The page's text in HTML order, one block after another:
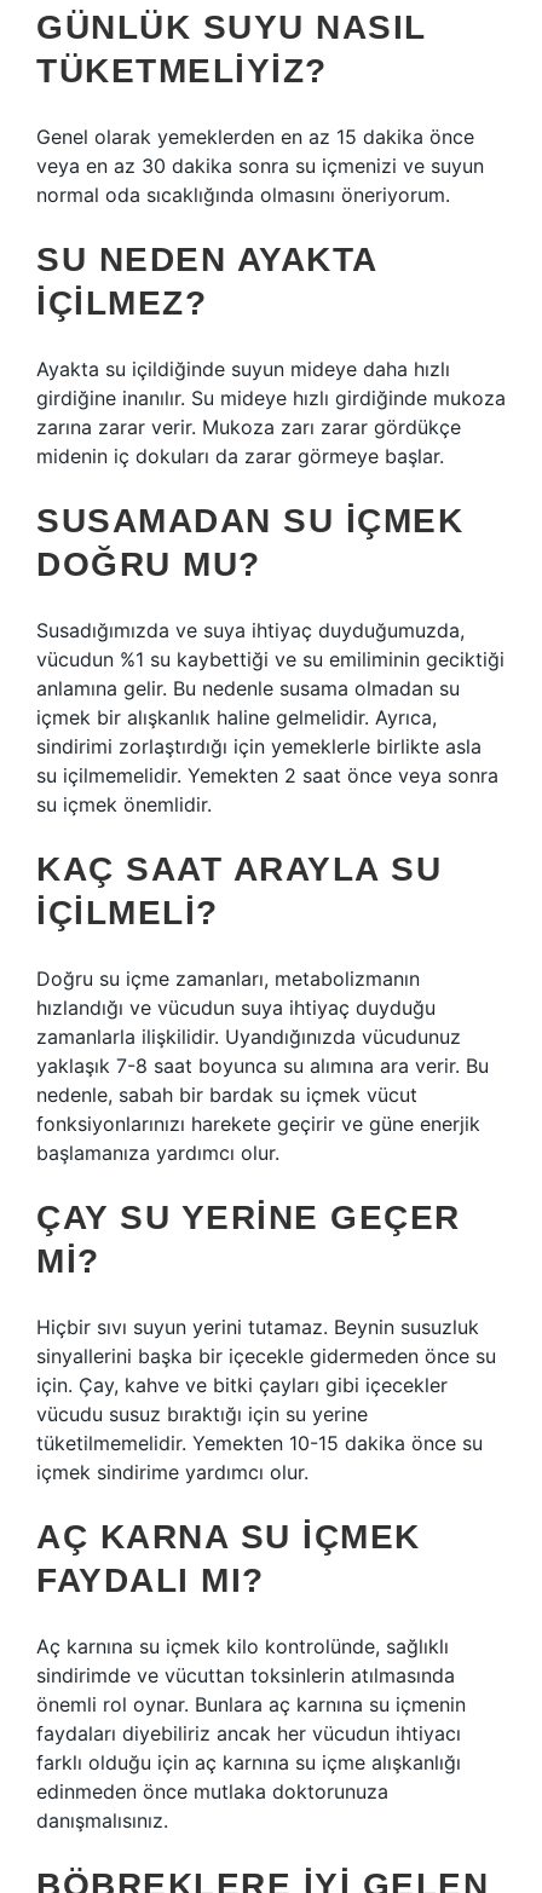
GÜNLÜK SUYU NASIL
TÜKETMELIYIZ?
Genel olarak yemeklerden en az 15 dakika önce
veya en az 30 dakika sonra su içmenizi ve suyun
normal oda sıcaklığında olmasını öneriyorum.
SU NEDEN AYAKTA
IÇILMEZ?
Ayakta su içildiğinde suyun mideye daha hızlı
girdiğine inanılır. Su mideye hızlı girdiğinde mukoza
zarına zarar verir. Mukoza zarı zarar gördükçe
midenin iç dokuları da zarar görmeye başlar.
SUSAMADAN SU IÇMEK
DOĞRU MU?
Susadığımızda ve suya ihtiyaç duyduğumuzda,
vücudun %1 su kaybettiği ve su emiliminin geciktiği
anlamına gelir. Bu nedenle susama olmadan su
içmek bir alışkanlık haline gelmelidir. Ayrıca,
sindirimi zorlaştırdığı için yemeklerle birlikte asla
su içilmemelidir. Yemekten 2 saat önce veya sonra
su içmek önemlidir.
KAÇ SAAT ARAYLA SU
IÇILMELI?
Doğru su içme zamanları, metabolizmanın
hızlandığı ve vücudun suya ihtiyaç duyduğu
zamanlarla ilişkilidir. Uyandığınızda vücudunuz
yaklaşık 7-8 saat boyunca su alımına ara verir. Bu
nedenle, sabah bir bardak su içmek vücut
fonksiyonlarınızı harekete geçirir ve güne enerjik
başlamanıza yardımcı olur.
ÇAY SU YERINE GEÇER
MI?
Hiçbir sıvı suyun yerini tutamaz. Beynin susuzluk
sinyallerini başka bir içecekle gidermeden önce su
için. Çay, kahve ve bitki çayları gibi içecekler
vücudu susuz bıraktığı için su yerine
tüketilmemelidir. Yemekten 10-15 dakika önce su
içmek sindirime yardımcı olur.
AÇ KARNA SU IÇMEK
FAYDALI MI?
Aç karnına su içmek kilo kontrolünde, sağlıklı
sindirimde ve vücuttan toksinlerin atılmasında
önemli rol oynar. Bunlara aç karnına su içmenin
faydaları diyebiliriz ancak her vücudun ihtiyacı
farklı olduğu için aç karnına su içme alışkanlığı
edinmeden önce mutlaka doktorunuza
danışmalısınız.
BÖBREKLERE IYI GELEN